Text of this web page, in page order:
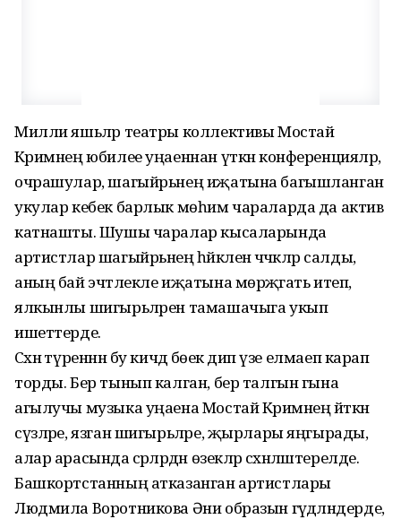
Милли яшьләр театры коллективы Мостай
Кәримнең юби­лее уңаеннан үткән кон­ференцияләр,
очрашулар, шагыйрьнең иҗатына багышланган
укулар кебек барлык мөһим чараларда да актив
катнашты. Шушы чаралар кысаларында
артистлар ша­гыйрь­нең һәйкәленә чәчәкләр салды,
аның бай эчтәлекле иҗатына мөрәҗәгать итеп,
ялкынлы шигырьләрен тамашачыга укып
ишеттерде.
Сәхнә түреннән бу кичәдә бөек әдип үзе елмаеп карап
торды. Бер тынып калган, бер талгын гына
агылучы музыка уңаена Мостай Кәримнең әйткән
сүзләре, язган ши­гырь­ләре, җырлары яңгырады,
алар арасында әсәрләрдән өзекләр сәхнә­ләштерелде.
Башкорт­станның атказанган артистлары
Людмила Воротникова Әни образын гәүдә­ләндерде,